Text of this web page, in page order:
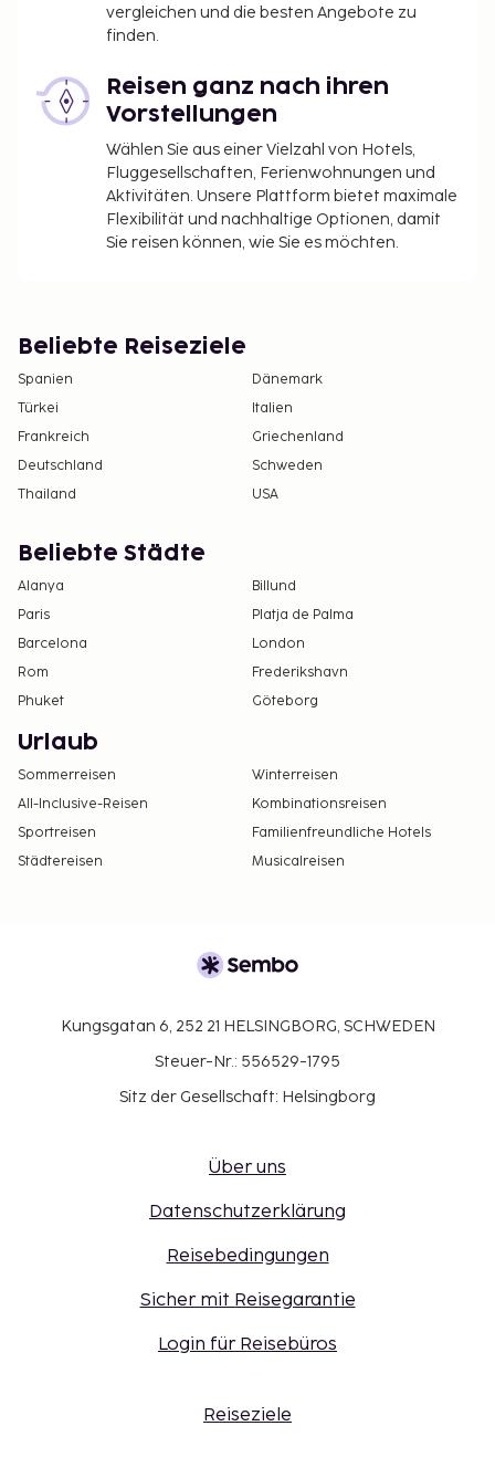
vergleichen und die besten Angebote zu
finden.
Reisen ganz nach ihren
Vorstellungen
Wählen Sie aus einer Vielzahl von Hotels,
Fluggesellschaften, Ferienwohnungen und
Aktivitäten. Unsere Plattform bietet maximale
Flexibilität und nachhaltige Optionen, damit
Sie reisen können, wie Sie es möchten.
Beliebte Reiseziele
Spanien
Dänemark
Türkei
Italien
Frankreich
Griechenland
Deutschland
Schweden
Thailand
USA
Beliebte Städte
Alanya
Billund
Paris
Platja de Palma
Barcelona
London
Rom
Frederikshavn
Phuket
Göteborg
Urlaub
Sommerreisen
Winterreisen
All-Inclusive-Reisen
Kombinationsreisen
Sportreisen
Familienfreundliche Hotels
Städtereisen
Musicalreisen
Kungsgatan 6, 252 21 HELSINGBORG, SCHWEDEN
Steuer-Nr.: 556529-1795
Sitz der Gesellschaft: Helsingborg
Über uns
Datenschutzerklärung
Reisebedingungen
Sicher mit Reisegarantie
Login für Reisebüros
Reiseziele